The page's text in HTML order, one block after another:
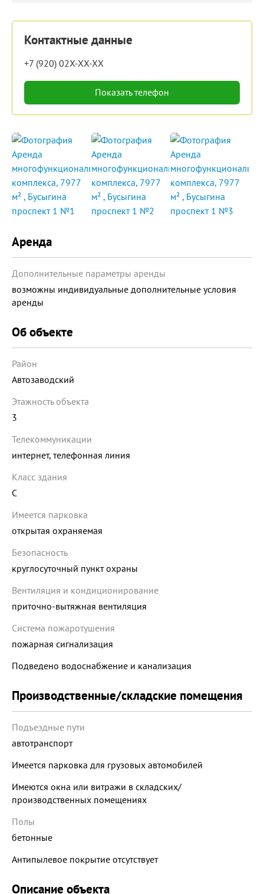
Контактные данные
+7 (920) 02X-XX-XX
Показать телефон
Аренда
Дополнительные параметры аренды
возможны индивидуальные дополнительные условия
аренды
Об объекте
Район
Автозаводский
Этажность объекта
3
Телекоммуникации
интернет, телефонная линия
Класс здания
C
Имеется парковка
открытая охраняемая
Безопасность
круглосуточный пункт охраны
Вентиляция и кондиционирование
приточно-вытяжная вентиляция
Система пожаротушения
пожарная сигнализация
Подведено водоснабжение и канализация
Производственные/складские помещения
Подъездные пути
автотранспорт
Имеется парковка для грузовых автомобилей
Имеются окна или витражи в складских/
производственных помещениях
Полы
бетонные
Антипылевое покрытие отсутствует
Описание объекта